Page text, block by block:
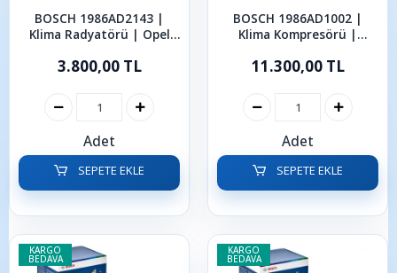
BOSCH 1986AD2143 |
Klima Radyatörü | Opel
3.800,00 TL
Adet
SEPETE EKLE
BOSCH 1986AD1002 |
Klima Kompresörü |
C209 C219 W211 W220
11.300,00 TL
Adet
SEPETE EKLE
KARGO
BEDAVA
KARGO
BEDAVA